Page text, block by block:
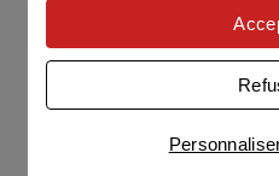
nous servons de
contenus et
Univers
nos partenaires des
publicités
Connaître notre politique